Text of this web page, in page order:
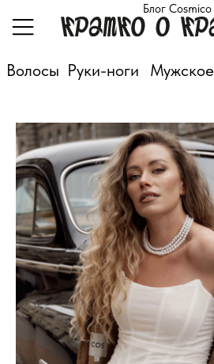
Блог Cosmico
Мужское
Руки-ноги
Волосы